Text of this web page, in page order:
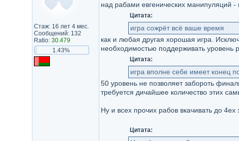
Стаж: 16 лет 4 мес.
Сообщений: 132
Ratio: 30.479
1.43%
над рабами евгенических манипуляций -
Цитата:
игра сожрёт всё ваше время
как и любая другая хорошая игра.
необходимостью поддерживать уровень
Цитата:
игра вполне себе имеет конец
50 уровень не позволяет забороть
требуется дичайшее количество этих
Ну и всех прочих рабов вкачивать до 4ех
Цитата: